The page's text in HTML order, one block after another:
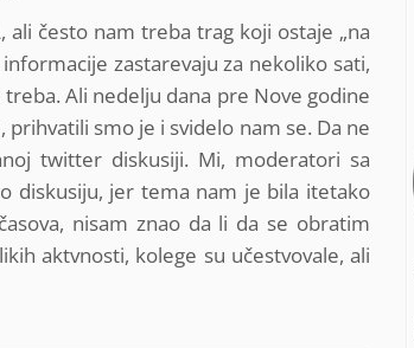
ali često nam treba trag koji ostaje „na
zastarevaju za nekoliko sati,
Ali nedelju dana pre Nove godine
smo je i svidelo nam se. Da ne
twitter diskusiji. Mi, moderatori sa
diskusiju, jer tema nam je bila itetako
nisam znao da li da se obratim
aktvnosti, kolege su učestvovale, ali